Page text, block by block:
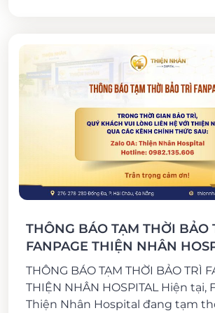
THÔNG BÁO TẠM THỜI BẢO
FANPAGE THIỆN NHÂN
THÔNG BÁO TẠM THỜI BẢO TRÌ
THIỆN NHÂN HOSPITAL Hiện tại,
Thiện Nhân Hospital đang tạm